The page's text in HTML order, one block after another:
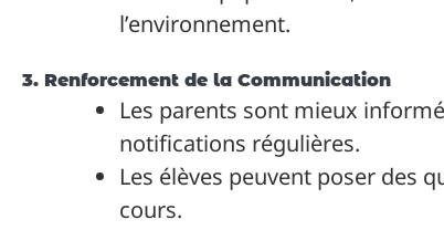
l’environnement.
3. Renforcement de la Communication
Les parents sont mieux
notifications régulières.
Les élèves peuvent poser des
cours.